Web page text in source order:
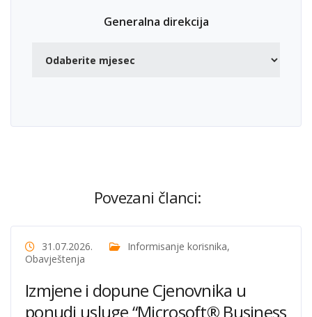
Generalna direkcija
Povezani članci:
31.07.2026. Informisanje korisnika,
Obavještenja
Izmjene i dopune Cjenovnika u
ponudi usluge “Microsoft® Business